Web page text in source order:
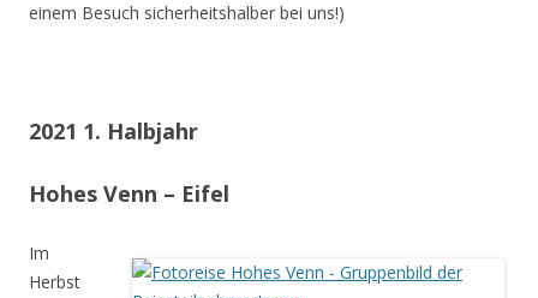
einem Besuch sicherheitshalber bei uns!)
2021 1. Halbjahr
Hohes Venn – Eifel
Im
Herbst